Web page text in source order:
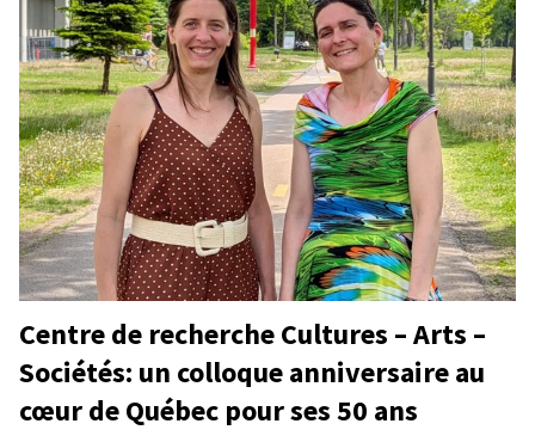
Centre de recherche Cultures – Arts –
Sociétés: un colloque anniversaire au
cœur de Québec pour ses 50 ans